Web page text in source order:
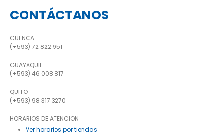
CONTÁCTANOS
CUENCA
(+593) 72 822 951
GUAYAQUIL
(+593) 46 008 817
QUITO
(+593) 98 317 3270
HORARIOS DE ATENCION
Ver horarios por tiendas